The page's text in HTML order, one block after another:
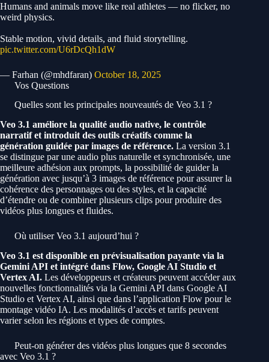
Humans and animals move like real athletes — no flicker, no
weird physics.
Stable motion, vivid details, and fluid storytelling.
pic.twitter.com/U6rDcQh1dW
— Farhan (@mhdfaran) October 18, 2025
Vos Questions
Quelles sont les principales nouveautés de Veo 3.1 ?
Veo 3.1 améliore la qualité audio native, le contrôle
narratif et introduit des outils créatifs comme la
génération guidée par images de référence. La version 3.1
se distingue par une audio plus naturelle et synchronisée, une
meilleure adhésion aux prompts, la possibilité de guider la
génération avec jusqu’à 3 images de référence pour assurer la
cohérence des personnages ou des styles, et la capacité
d’étendre ou de combiner plusieurs clips pour produire des
vidéos plus longues et fluides.
Où utiliser Veo 3.1 aujourd’hui ?
Veo 3.1 est disponible en prévisualisation payante via la
Gemini API et intégré dans Flow, Google AI Studio et
Vertex AI. Les développeurs et créateurs peuvent accéder aux
nouvelles fonctionnalités via la Gemini API dans Google AI
Studio et Vertex AI, ainsi que dans l’application Flow pour le
montage vidéo IA. Les modalités d’accès et tarifs peuvent
varier selon les régions et types de comptes.
Peut-on générer des vidéos plus longues que 8 secondes
avec Veo 3.1 ?